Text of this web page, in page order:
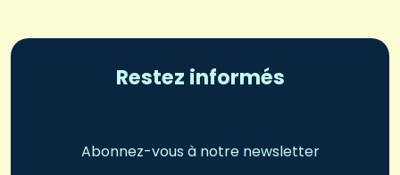
Restez informés
Abonnez-vous à notre newsletter